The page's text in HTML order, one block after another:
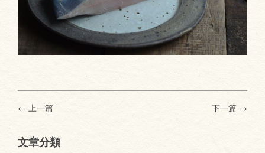
← 上一篇 下一篇 →
文章分類